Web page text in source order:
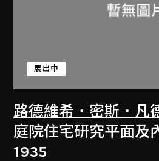
路德維希．密斯．凡
展出中
庭院住宅研究平面及
1935